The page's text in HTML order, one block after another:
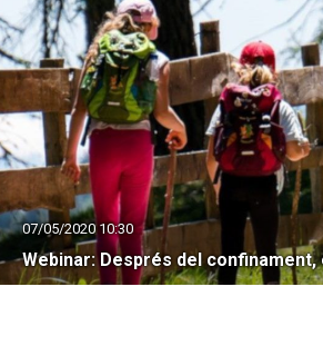
Webinar: Després del confinament,
07/05/2020 10:30